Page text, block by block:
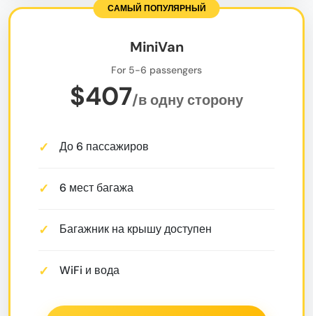
MiniVan
For 5-6 passengers
$407/в одну сторону
До 6 пассажиров
6 мест багажа
Багажник на крышу доступен
WiFi и вода